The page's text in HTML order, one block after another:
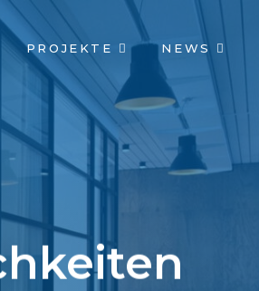
PROJEKTE NEWS